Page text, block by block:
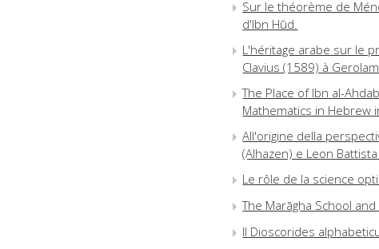
Sur le théorème de
d'Ibn Hūd.
L'héritage arabe sur le
Clavius (1589) à
The Place of Ibn al-
Mathematics in Hebrew
All'origine della
(Alhazen) e Leon
Le rôle de la science
The Marāgha School
Il Dioscorides